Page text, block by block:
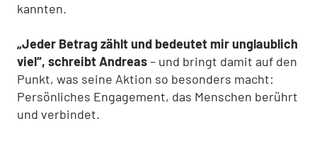
kannten.
„Jeder Betrag zählt und bedeutet mir unglaublich
viel“, schreibt Andreas– und bringt damit auf den
Punkt, was seine Aktion so besonders macht:
Persönliches Engagement, das Menschen berührt
und verbindet.